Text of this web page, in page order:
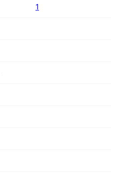
1